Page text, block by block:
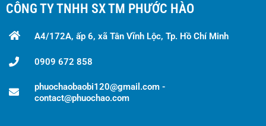
CÔNG TY TNHH SX TM PHƯỚC HÀO
A4/172A, ấp 6, xã Tân Vĩnh Lộc, Tp. Hồ Chí Minh
0909 672 858
phuochaobaobi120@gmail.com -
contact@phuochao.com